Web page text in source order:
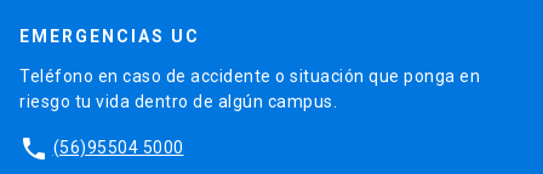
EMERGENCIAS UC
Teléfono en caso de accidente o situación que ponga en
riesgo tu vida dentro de algún campus.
phone (56)95504 5000